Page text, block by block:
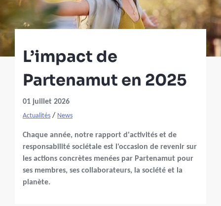
L’impact de
Partenamut en 2025
01 juillet 2026
Actualités / News
Chaque année, notre rapport d'activités et de
responsabilité sociétale est l'occasion de revenir sur
les actions concrètes menées par Partenamut pour
ses membres, ses collaborateurs, la société et la
planète.